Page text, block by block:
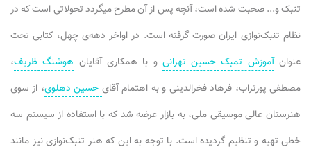
تنبک و... صحبت شده است، آنچه پس از آن مطرح میگردد تحولاتی است که در
نظام تنبک‌نوازی ایران صورت گرفته است. در اواخر دهه‌ی چهل، کتابی تحت
عنوانآموزش تمبک حسین تهرانی و با همکاری آقایان هوشنگ ظریف،
مصطفی پورتراب، فرهاد فخرالدینی و به اهتمام آقای حسین دهلوی، از سوی
هنرستان عالی موسیقی ملی، به بازار عرضه شد که با استفاده از سیستم سه
خطی تهیه و تنظیم گردیده است. با توجه به این که هنر تنبک‌نوازی نیز مانند